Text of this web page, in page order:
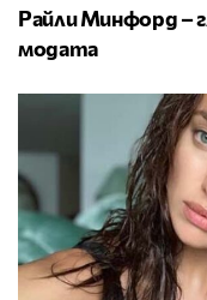
Райли Минфорд –
модата